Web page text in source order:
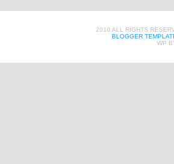
2010 ALL RIGHTS
BLOGGER
WP